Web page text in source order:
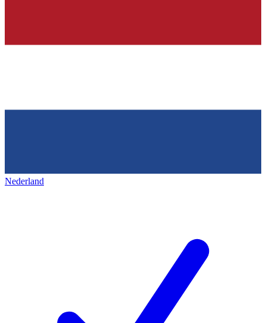
Nederland